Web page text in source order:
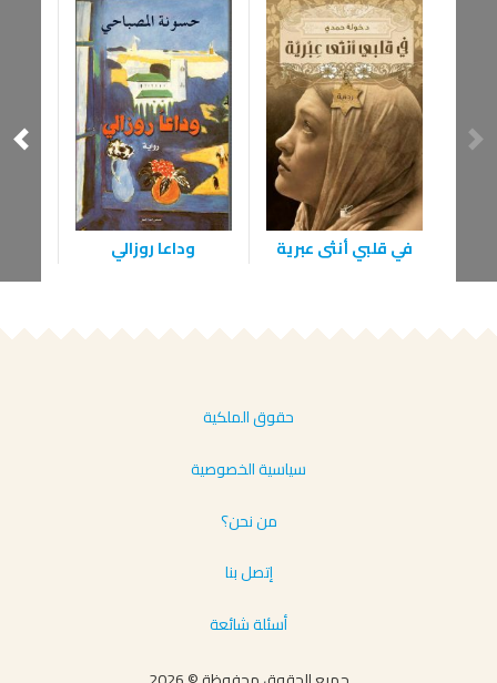
في قلبي أنثى عبرية وداعا روزالي
حقوق الملكية
سياسية الخصوصية
من نحن؟
إتصل بنا
أسئلة شائعة